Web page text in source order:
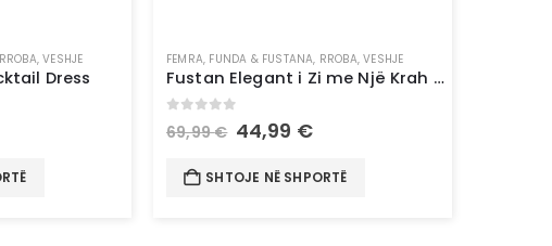
RROBA,VESHJE
Dress
FEMRA, FUNDA & FUSTANA, RROBA,VESHJE
Fustan Elegant i Zi me Një Krah & Detaje Transparente
69,99€ 44,99 €
SHTOJE NË SHPORTË